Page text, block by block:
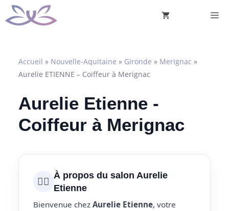
Aller
au
Accueil » Nouvelle-Aquitaine » Gironde » Merignac »
Aurelie ETIENNE – Coiffeur à Merignac
Aurelie Etienne -
Coiffeur à Merignac
💇‍♀️ À propos du salon Aurelie
Etienne
Bienvenue chez Aurelie Etienne, votre